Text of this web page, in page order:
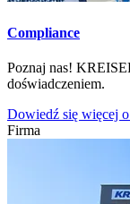
Compliance
Poznaj nas!
doświadczeniem.
Dowiedź się więcej
Firma